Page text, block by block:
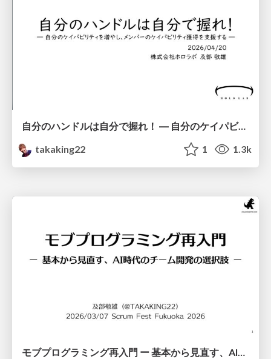
自分のハンドルは自分で握れ！ ― 自分のケイパビリティを増やし、メンバーのケイパビリティ獲得を支援する ― / Take the wheel yourself
takaking22
1 1.3k